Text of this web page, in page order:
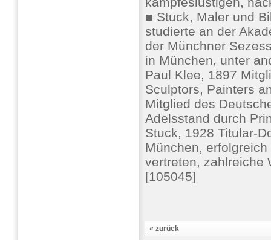
■ Stuck, Maler und
studierte an der
der Münchner
in München, unter
Paul Klee, 1897
Sculptors, Painters
Mitglied des
Adelsstand durch
Stuck, 1928 Titular-
München,
vertreten, zahlreiche
[105045]
« zurück